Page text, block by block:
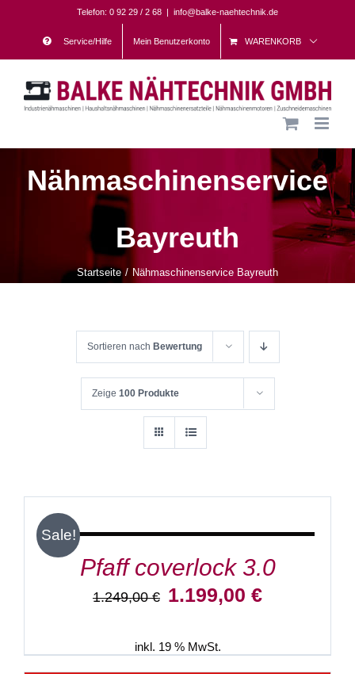
content
Telefon: 0 92 29 / 2 68 | info@balke-naehtechnik.de
Service/Hilfe Mein Benutzerkonto WARENKORB
Nähmaschinenservice
Bayreuth
Startseite Nähmaschinenservice Bayreuth
Sortieren nach Bewertung
Zeige 100 Produkte
Sale!
Pfaff coverlock 3.0
1.249,00€ Ursprünglicher
1.249,00 €
1.199,00 €Aktueller
inkl. 19 % MwSt.